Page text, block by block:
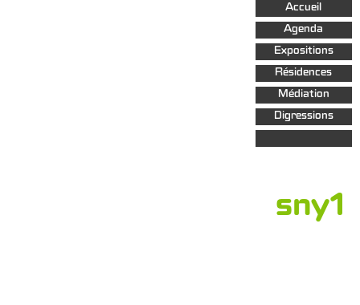
Aller au
contenu
principal
Accueil
Agenda
Expositions
Résidences
Médiation
Digressions
sny1